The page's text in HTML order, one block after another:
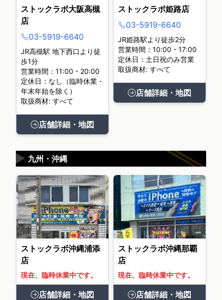
ストックラボ大阪高槻
店
03-5919-6640
JR高槻駅 地下西口より徒
歩1分
営業時間：11:00 - 20:00
定休日：なし（臨時休業・
年末年始を除く）
取扱商材: すべて
店舗詳細・地図
ストックラボ姫路店
03-5919-6640
JR姫路駅より徒歩2分
営業時間：10:00 - 17:00
定休日：土日祝のみ営業
取扱商材: すべて
店舗詳細・地図
九州・沖縄
▶
ストックラボ沖縄浦添
店
現在、臨時休業中です。
店舗詳細・地図
ストックラボ沖縄那覇
店
現在、臨時休業中です。
店舗詳細・地図